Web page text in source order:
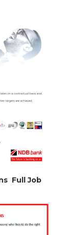
Full Job